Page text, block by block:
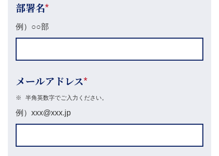
部署名*
例）○○部
メールアドレス*
※ 半角英数字でご入力ください。
例）xxx@xxx.jp